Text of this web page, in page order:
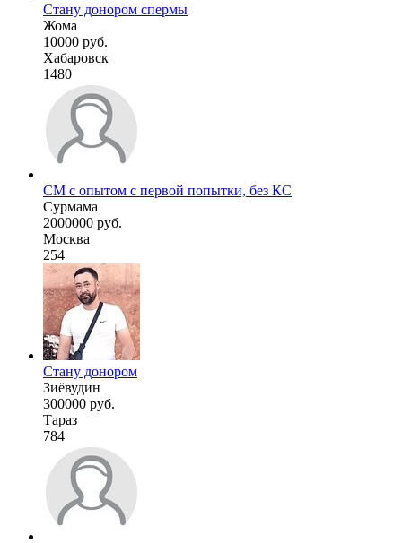
Стану донором спермы
Жома
10000 руб.
Хабаровск
1480
СМ с опытом с первой попытки, без КС
Сурмама
2000000 руб.
Москва
254
Стану донором
Зиёвудин
300000 руб.
Тараз
784